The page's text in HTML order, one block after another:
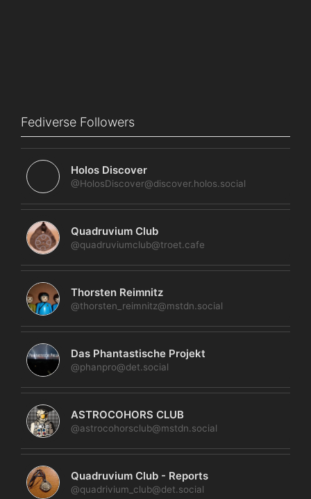
Fediverse Followers
Holos Discover
@HolosDiscover@discover.holos.social
Quadruvium Club
@quadruviumclub@troet.cafe
Thorsten Reimnitz
@thorsten_reimnitz@mstdn.social
Das Phantastische Projekt
@phanpro@det.social
ASTROCOHORS CLUB
@astrocohorsclub@mstdn.social
Quadruvium Club - Reports
@quadrivium_club@det.social